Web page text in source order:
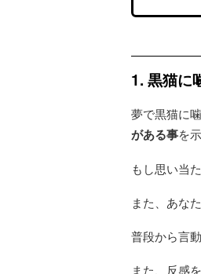
1. 黒猫に
夢で黒猫に
がある事を
もし思い当
また、あな
普段から言
また、反感